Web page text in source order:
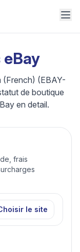
(French) (EBAY-
de boutique
en detail.
frais
le site